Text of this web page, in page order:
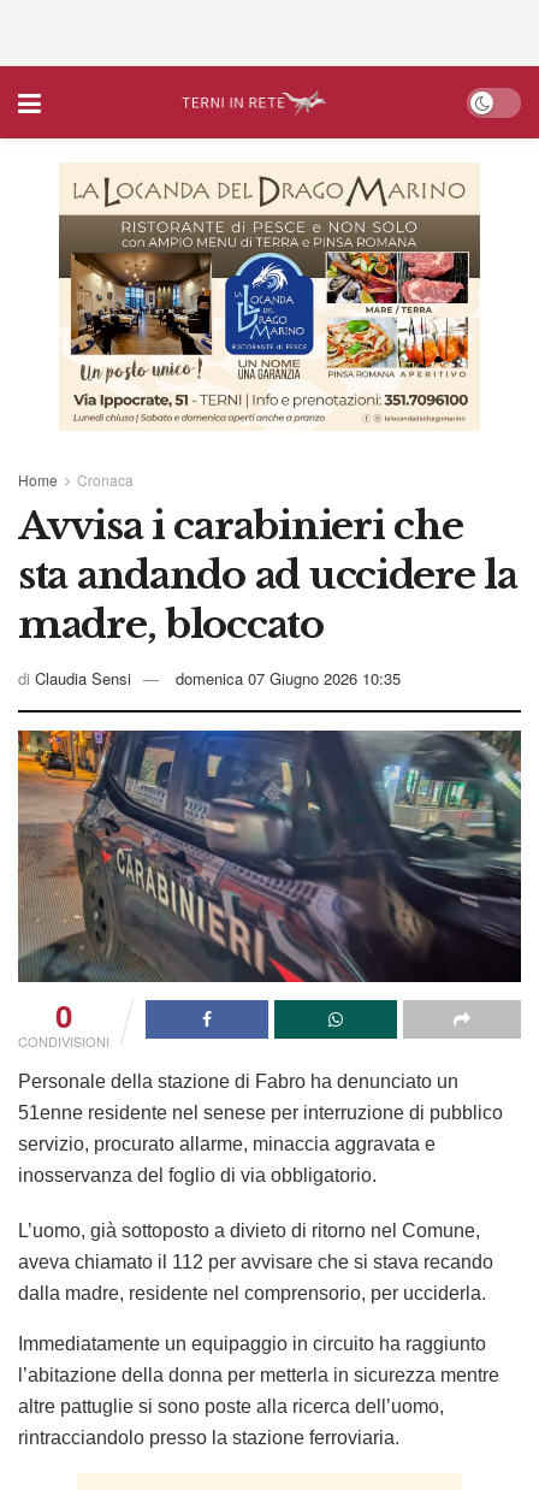
Home Cronaca
Avvisa i carabinieri che
sta andando ad uccidere la
madre, bloccato
di Claudia Sensi domenica 07 Giugno 2026 10:35
0
CONDIVISIONI
Personale della stazione di Fabro ha denunciato un
51enne residente nel senese per interruzione di pubblico
servizio, procurato allarme, minaccia aggravata e
inosservanza del foglio di via obbligatorio.
L’uomo, già sottoposto a divieto di ritorno nel Comune,
aveva chiamato il 112 per avvisare che si stava recando
dalla madre, residente nel comprensorio, per ucciderla.
Immediatamente un equipaggio in circuito ha raggiunto
l’abitazione della donna per metterla in sicurezza mentre
altre pattuglie si sono poste alla ricerca dell’uomo,
rintracciandolo presso la stazione ferroviaria.